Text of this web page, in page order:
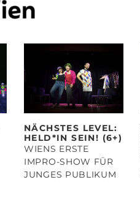
NÄCHSTES LEVEL:
HELD*IN SEIN! (6+)
WIENS ERSTE
IMPRO-SHOW FÜR
JUNGES PUBLIKUM